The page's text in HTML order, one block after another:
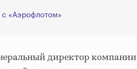
с «Аэрофлотом»
директор компании